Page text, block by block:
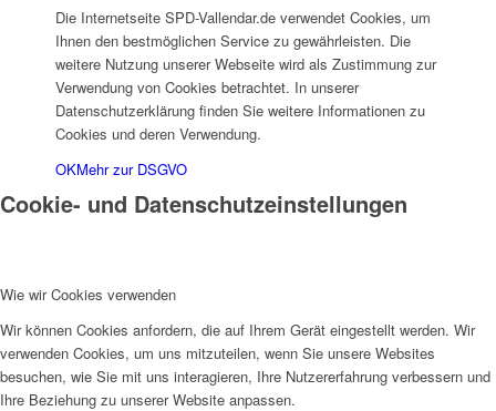
Die Internetseite SPD-Vallendar.de verwendet Cookies, um
Ihnen den bestmöglichen Service zu gewährleisten. Die
weitere Nutzung unserer Webseite wird als Zustimmung zur
Verwendung von Cookies betrachtet. In unserer
Datenschutzerklärung finden Sie weitere Informationen zu
Cookies und deren Verwendung.
OKMehr zur DSGVO
Cookie- und Datenschutzeinstellungen
Wie wir Cookies verwenden
Wir können Cookies anfordern, die auf Ihrem Gerät eingestellt werden. Wir
verwenden Cookies, um uns mitzuteilen, wenn Sie unsere Websites
besuchen, wie Sie mit uns interagieren, Ihre Nutzererfahrung verbessern und
Ihre Beziehung zu unserer Website anpassen.